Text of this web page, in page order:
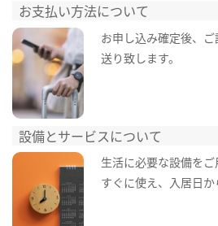
お支払い方法について
お申し込み確定後、
送り致します。
設備とサービスについて
生活に必要な設備を
すぐに使え、入居日か